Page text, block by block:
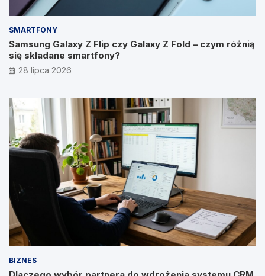
SMARTFONY
Samsung Galaxy Z Flip czy Galaxy Z Fold – czym różnią
się składane smartfony?
28 lipca 2026
BIZNES